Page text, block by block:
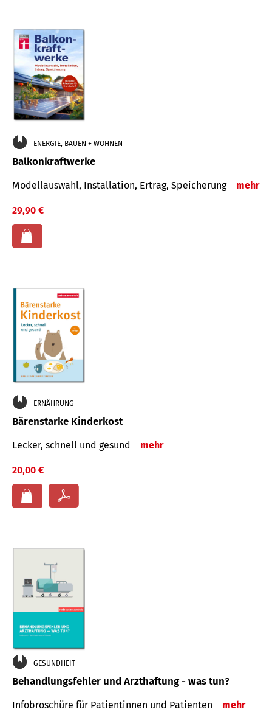
ENERGIE, BAUEN + WOHNEN
Balkonkraftwerke
Modellauswahl, Installation, Ertrag, Speicherung mehr
29,90 €
ERNÄHRUNG
Bärenstarke Kinderkost
Lecker, schnell und gesund mehr
20,00 €
GESUNDHEIT
Behandlungsfehler und Arzthaftung - was tun?
Infobroschüre für Patientinnen und Patienten mehr